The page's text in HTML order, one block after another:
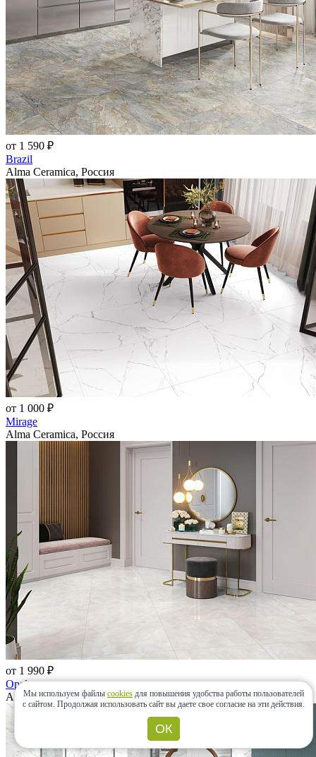
от 1 590 ₽
Brazil
Alma Ceramica, Россия
от 1 000 ₽
Mirage
Alma Ceramica, Россия
от 1 990 ₽
Opal
Alma Ceramica, Россия
Мы используем файлы cookies для повышения удобства работы пользователей
с сайтом. Продолжая использовать сайт вы даете свое согласие на эти действия.
ОК